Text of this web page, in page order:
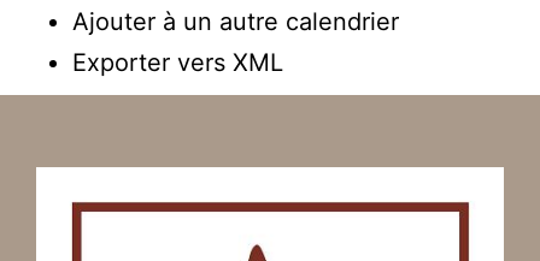
Ajouter à un autre calendrier
Exporter vers XML